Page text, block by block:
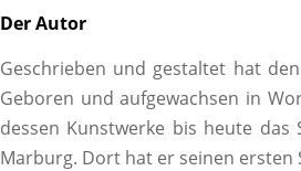
Der Autor
Geschrieben und gestaltet hat
Geboren und aufgewachsen in
dessen Kunstwerke bis heute
Marburg. Dort hat er seinen